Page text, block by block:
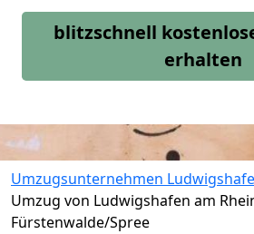
blitzschnell
erhalten
Umzugsunternehmen
Umzug von Ludwigshafen am
Fürstenwalde/Spree